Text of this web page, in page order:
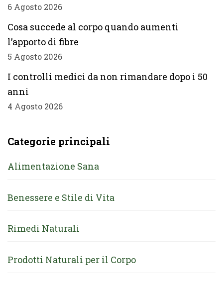
6 Agosto 2026
Cosa succede al corpo quando aumenti
l’apporto di fibre
5 Agosto 2026
I controlli medici da non rimandare dopo i 50
anni
4 Agosto 2026
Categorie principali
Alimentazione Sana
Benessere e Stile di Vita
Rimedi Naturali
Prodotti Naturali per il Corpo